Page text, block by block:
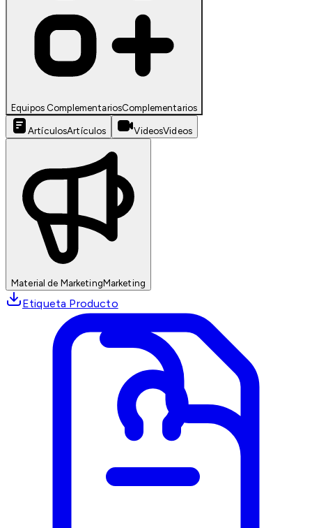
Equipos ComplementariosComplementarios
ArtículosArtículos VideosVideos
Material de MarketingMarketing
Etiqueta Producto